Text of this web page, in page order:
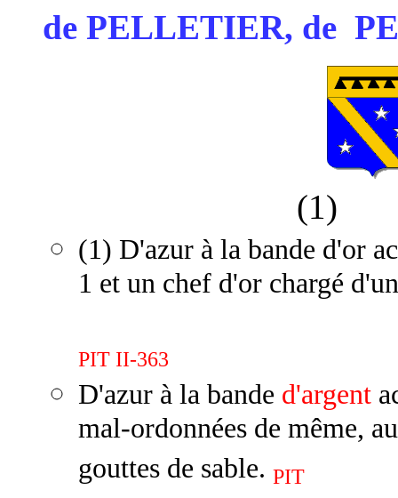
de PELLETIER, de
(1) D'azur à la bande d'or
1 et un chef d'or chargé
PIT II-363
D'azur à la bande d'argent
mal-ordonnées de même,
gouttes de sable. PIT